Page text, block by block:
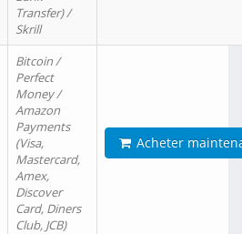
Transfer) /
Skrill
Bitcoin /
Perfect
Money /
Amazon
Payments
(Visa,
Mastercard,
Amex,
Discover
Card, Diners
Club, JCB)
Acheter